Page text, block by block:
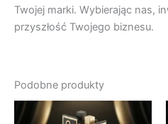
Twojej marki. Wybierając nas,
przyszłość Twojego biznesu.
Podobne produkty